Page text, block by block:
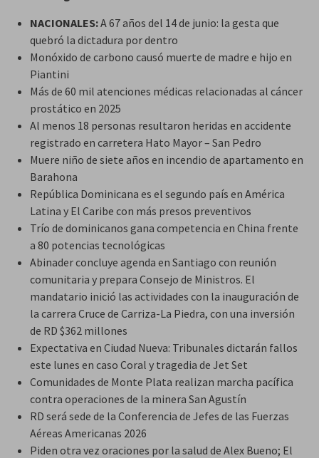
NACIONALES:A 67 años del 14 de junio: la gesta que
quebró la dictadura por dentro
Monóxido de carbono causó muerte de madre e hijo en
Piantini
Más de 60 mil atenciones médicas relacionadas al cáncer
prostático en 2025
Al menos 18 personas resultaron heridas en accidente
registrado en carretera Hato Mayor – San Pedro
Muere niño de siete años en incendio de apartamento en
Barahona
República Dominicana es el segundo país en América
Latina y El Caribe con más presos preventivos
Trío de dominicanos gana competencia en China frente
a 80 potencias tecnológicas
Abinader concluye agenda en Santiago con reunión
comunitaria y prepara Consejo de Ministros. El
mandatario inició las actividades con la inauguración de
la carrera Cruce de Carriza-La Piedra, con una inversión
de RD $362 millones
Expectativa en Ciudad Nueva: Tribunales dictarán fallos
este lunes en caso Coral y tragedia de Jet Set
Comunidades de Monte Plata realizan marcha pacífica
contra operaciones de la minera San Agustín
RD será sede de la Conferencia de Jefes de las Fuerzas
Aéreas Americanas 2026
Piden otra vez oraciones por la salud de Alex Bueno; El